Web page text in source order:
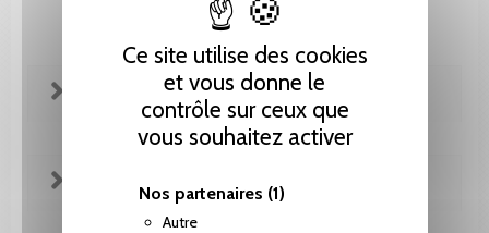
Ce site utilise des cookies
et vous donne le
contrôle sur ceux que
vous souhaitez activer
Nos partenaires (1)
Autre
FICHE TECHNIQUE
EXTRAITS